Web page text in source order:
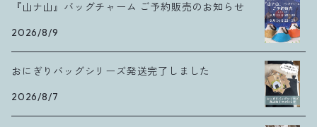
『山ナ山』バッグチャーム ご予約販売のお知らせ
2026/8/9
おにぎりバッグシリーズ発送完了しました
2026/8/7